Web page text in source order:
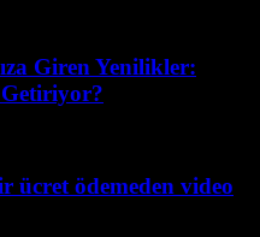
Giren Yenilikler:
Getiriyor?
ücret ödemeden video